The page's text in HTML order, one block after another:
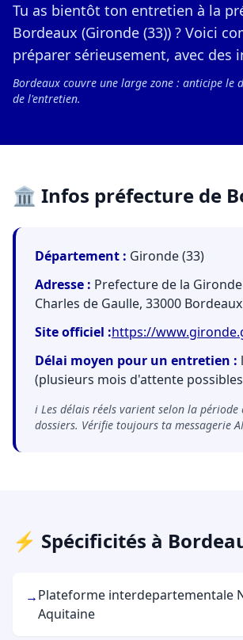
Tu as bientôt ton entretien à la
Bordeaux (Gironde (33)) ? Voici
préparer sérieusement, avec des
Bordeaux couvre une large zone : anticipe le
de l'entretien.
🏛️ Infos préfecture de
Département : Gironde (33)
Adresse : Prefecture de la
Charles de Gaulle, 33000 Bordeaux
Site officiel :https://
Délai moyen pour un entretien :
(plusieurs mois d'attente
ℹ️ Les délais réels varient selon la
dossiers. Vérifie toujours ta messagerie
⚡ Spécificités à
→Plateforme interdepartementale
Aquitaine